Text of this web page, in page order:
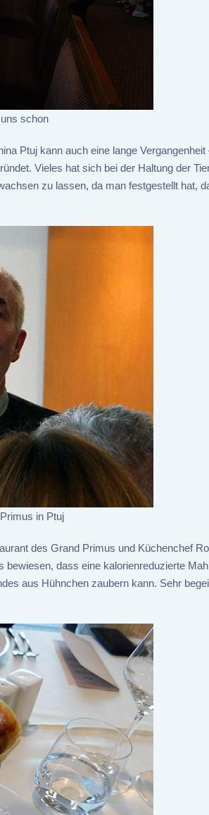
schon
Ptuj kann auch eine lange Vergangenheit
Vieles hat sich bei der Haltung der
zu lassen, da man festgestellt hat,
in Ptuj
des Grand Primus und Küchenchef
dass eine kalorienreduzierte
aus Hühnchen zaubern kann. Sehr